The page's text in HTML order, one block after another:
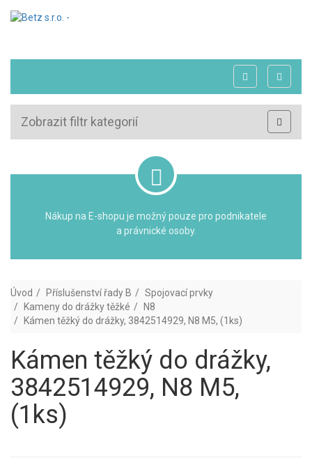
Zobrazit filtr kategorií
Nákup na E-shopu je možný pouze pro podnikatele
a právnické osoby.
Úvod Příslušenství řady B
Spojovací prvky
Kameny do drážky těžké
N8
Kámen těžký do drážky, 3842514929, N8 M5, (1ks)
Kámen těžký do drážky,
3842514929, N8 M5,
(1ks)